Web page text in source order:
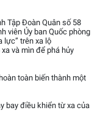
Tập Đoàn Quân số 58
viên Ủy ban Quốc phòng
lực” trên xa lộ
và mìn để phá hủy
toàn biến thành một
bay điều khiển từ xa của